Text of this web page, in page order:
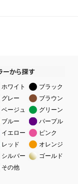
ホワイト
ブラック
グレー
ブラウン
ベージュ
グリーン
ブルー
パープル
イエロー
ピンク
レッド
オレンジ
シルバー
ゴールド
その他